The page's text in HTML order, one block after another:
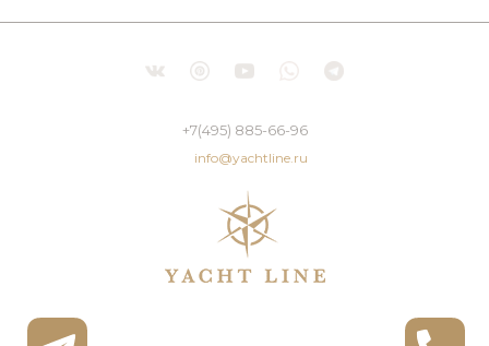
+7(495) 885-66-96
info@yachtline.ru